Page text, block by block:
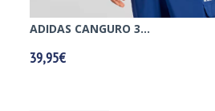
ADIDAS CANGURO 3...
39,95€